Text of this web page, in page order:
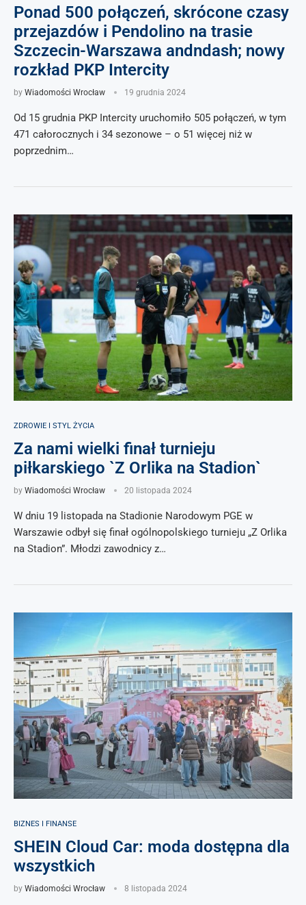
Ponad 500 połączeń, skrócone czasy
przejazdów i Pendolino na trasie
Szczecin-Warszawa andndash; nowy
rozkład PKP Intercity
by Wiadomości Wrocław 19 grudnia 2024
Od 15 grudnia PKP Intercity uruchomiło 505 połączeń, w tym
471 całorocznych i 34 sezonowe – o 51 więcej niż w
poprzednim…
ZDROWIE I STYL ŻYCIA
Za nami wielki finał turnieju
piłkarskiego `Z Orlika na Stadion`
by Wiadomości Wrocław 20 listopada 2024
W dniu 19 listopada na Stadionie Narodowym PGE w
Warszawie odbył się finał ogólnopolskiego turnieju „Z Orlika
na Stadion”. Młodzi zawodnicy z…
BIZNES I FINANSE
SHEIN Cloud Car: moda dostępna dla
wszystkich
by Wiadomości Wrocław 8 listopada 2024